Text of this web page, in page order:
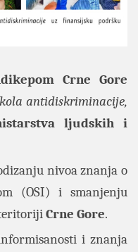
Crne Gore
antidiskriminacije,
ljudskih i
nivoa znanja o
(OSI) i smanjenju
Crne Gore.
i znanja